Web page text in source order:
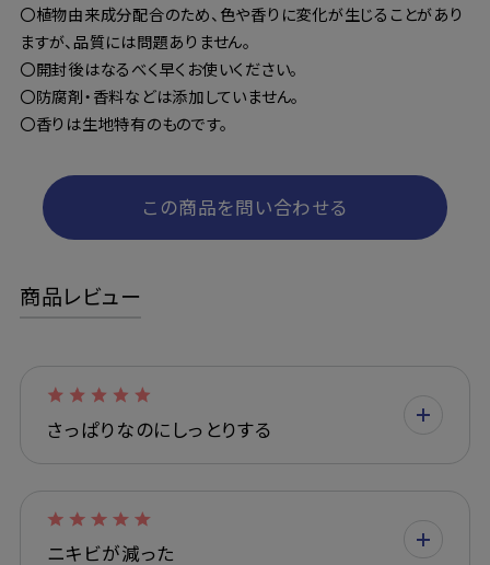
〇植物由来成分配合のため、色や香りに変化が生じることがあり
ますが、品質には問題ありません。
〇開封後はなるべく早くお使いください。
〇防腐剤・香料などは添加していません。
〇香りは生地特有のものです。
この商品を問い合わせる
商品レビュー
さっぱりなのにしっとりする
ニキビが減った